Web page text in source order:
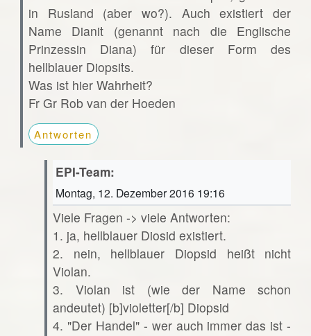
in Rusland (aber wo?). Auch existiert der
Name Dianit (genannt nach die Englische
Prinzessin Diana) für dieser Form des
hellblauer Diopsits.
Was ist hier Wahrheit?
Fr Gr Rob van der Hoeden
Antworten
EPI-Team:
Montag, 12. Dezember 2016 19:16
Viele Fragen -> viele Antworten:
1. ja, hellblauer Diosid existiert.
2. nein, hellblauer Diopsid heißt nicht
Violan.
3. Violan ist (wie der Name schon
andeutet) [b]violetter[/b] Diopsid
4. "Der Handel" - wer auch immer das ist -